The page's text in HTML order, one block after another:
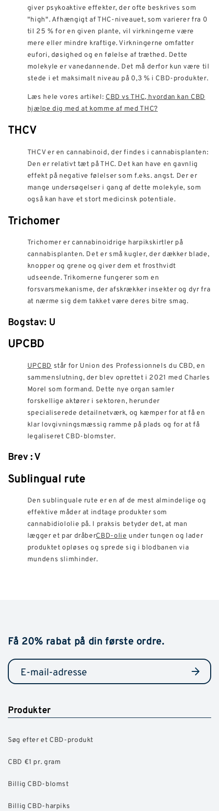
giver psykoaktive effekter, der ofte beskrives som
"high". Afhængigt af THC-niveauet, som varierer fra 0
til 25 % for en given plante, vil virkningerne være
mere eller mindre kraftige. Virkningerne omfatter
eufori, døsighed og en følelse af træthed. Dette
molekyle er vanedannende. Det må derfor kun være til
stede i et maksimalt niveau på 0,3 % i CBD-produkter.
Læs hele vores artikel: CBD vs THC, hvordan kan CBD
hjælpe dig med at komme af med THC?
THCV
THCV er en cannabinoid, der findes i cannabisplanten:
Den er relativt tæt på THC. Det kan have en gavnlig
effekt på negative følelser som f.eks. angst. Der er
mange undersøgelser i gang af dette molekyle, som
også kan have et stort medicinsk potentiale.
Trichomer
Trichomer er cannabinoidrige harpikskirtler på
cannabisplanten. Det er små kugler, der dækker blade,
knopper og grene og giver dem et frosthvidt
udseende. Trikomerne fungerer som en
forsvarsmekanisme, der afskrækker insekter og dyr fra
at nærme sig dem takket være deres bitre smag.
Bogstav: U
UPCBD
UPCBD står for Union des Professionnels du CBD, en
sammenslutning, der blev oprettet i 2021 med Charles
Morel som formand. Dette nye organ samler
forskellige aktører i sektoren, herunder
specialiserede detailnetværk, og kæmper for at få en
klar lovgivningsmæssig ramme på plads og for at få
legaliseret CBD-blomster.
Brev : V
Sublingual rute
Den sublinguale rute er en af de mest almindelige og
effektive måder at indtage produkter som
cannabidiololie på. I praksis betyder det, at man
lægger et par dråberCBD-olie under tungen og lader
produktet opløses og sprede sig i blodbanen via
mundens slimhinder.
Få 20% rabat på din første ordre.
Produkter
Søg efter et CBD-produkt
CBD €1 pr. gram
Billig CBD-blomst
Billig CBD-harpiks